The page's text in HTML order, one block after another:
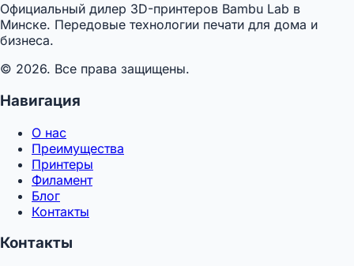
Официальный дилер 3D-принтеров Bambu Lab в
Минске. Передовые технологии печати для дома и
бизнеса.
© 2026. Все права защищены.
Навигация
О нас
Преимущества
Принтеры
Филамент
Блог
Контакты
Контакты